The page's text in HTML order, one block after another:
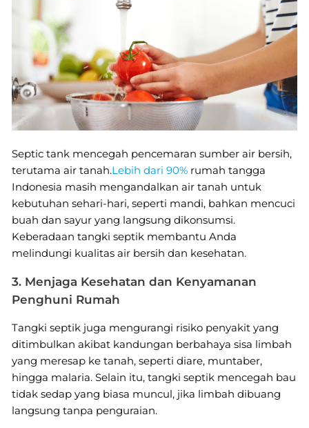
Septic tank mencegah pencemaran sumber air bersih,
terutama air tanah.Lebih dari 90% rumah tangga
Indonesia masih mengandalkan air tanah untuk
kebutuhan sehari-hari, seperti mandi, bahkan mencuci
buah dan sayur yang langsung dikonsumsi.
Keberadaan tangki septik membantu Anda
melindungi kualitas air bersih dan kesehatan.
3. Menjaga Kesehatan dan Kenyamanan
Penghuni Rumah
Tangki septik juga mengurangi risiko penyakit yang
ditimbulkan akibat kandungan berbahaya sisa limbah
yang meresap ke tanah, seperti diare, muntaber,
hingga malaria. Selain itu, tangki septik mencegah bau
tidak sedap yang biasa muncul, jika limbah dibuang
langsung tanpa penguraian.